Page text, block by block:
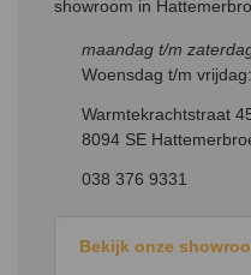
schoorsteen wordt
JAcobus pellet module
Bouw gemakkelijk je
met behulp van de hybride
af tussen stoken met pellets
Na het plaatsen van de
brandt tot "vol vuur", dit zal
showroom in
maandag t/m
Woensdag t/m
Warmtekrachtstraat
8094 SE
038 376 9331
Bekijk onze